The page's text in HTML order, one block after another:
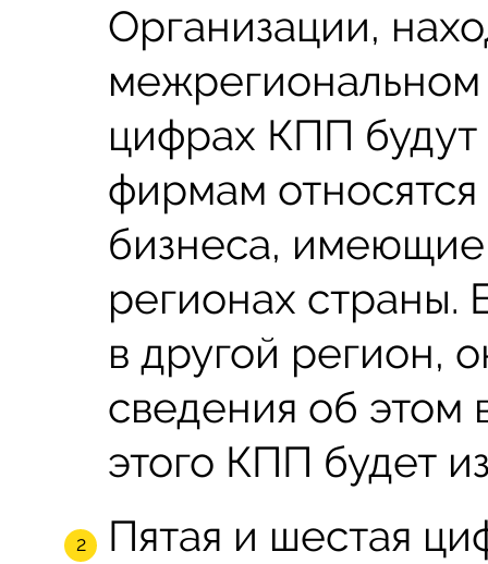
Организации,
межрегиональном
цифрах КПП будут
фирмам
бизнеса,
регионах страны.
в другой регион,
сведения об
этого КПП будет
Пятая и шестая